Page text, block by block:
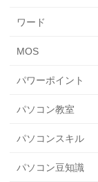
ワード
MOS
パワーポイント
パソコン教室
パソコンスキル
パソコン豆知識